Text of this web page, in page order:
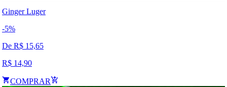
Ginger Luger
-5%
De R$ 15,65
R$ 14,90
COMPRAR